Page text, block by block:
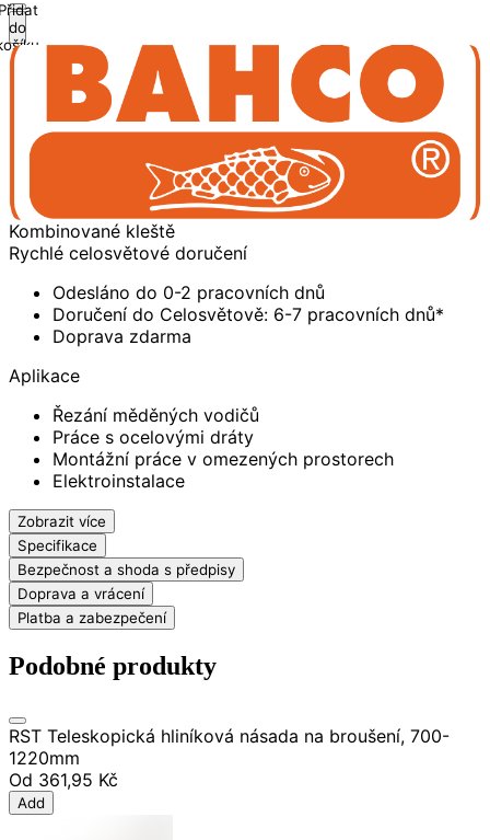
do
Kombinované kleště
Rychlé celosvětové doručení
Odesláno do 0-2 pracovních dnů
Doručení do Celosvětově: 6-7 pracovních dnů*
Doprava zdarma
Aplikace
Řezání měděných vodičů
Práce s ocelovými dráty
Montážní práce v omezených prostorech
Elektroinstalace
Zobrazit více
Specifikace
Bezpečnost a shoda s předpisy
Doprava a vrácení
Platba a zabezpečení
Podobné produkty
RST Teleskopická hliníková násada na broušení, 700-
1220mm
Od 361,95 Kč
Add